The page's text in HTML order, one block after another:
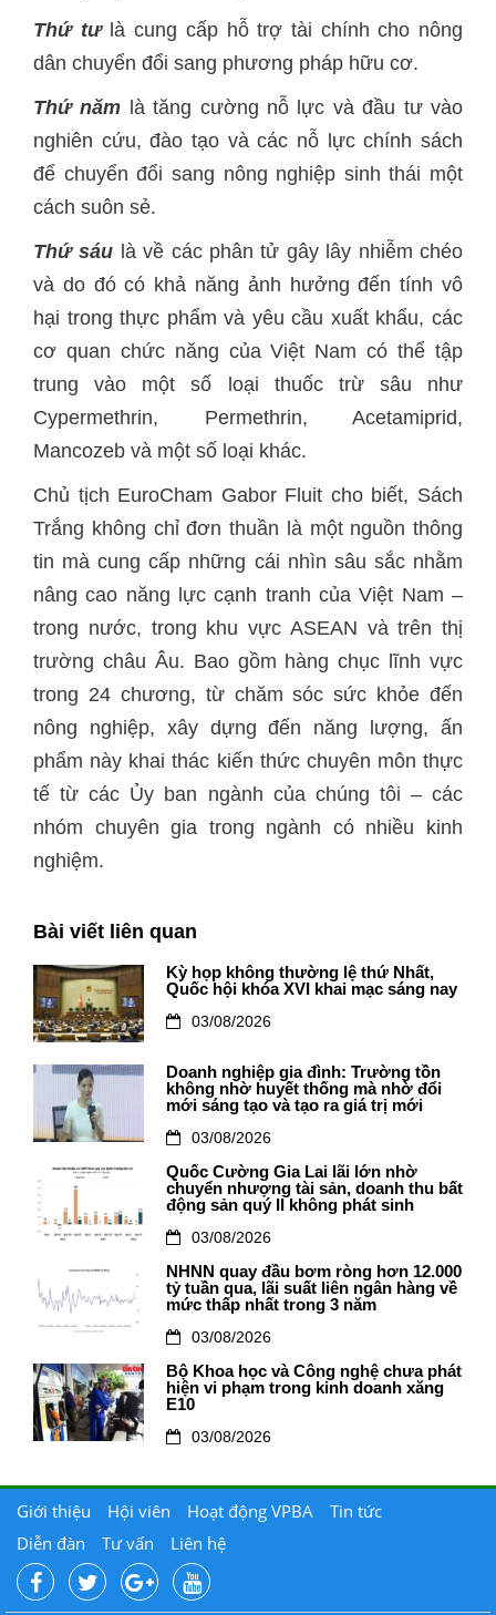
Thứ tưlà cung cấp hỗ trợ tài chính cho nông
dân chuyển đổi sang phương pháp hữu cơ.
Thứ năm là tăng cường nỗ lực và đầu tư vào
nghiên cứu, đào tạo và các nỗ lực chính sách
để chuyển đổi sang nông nghiệp sinh thái một
cách suôn sẻ.
Thứ sáu là về các phân tử gây lây nhiễm chéo
và do đó có khả năng ảnh hưởng đến tính vô
hại trong thực phẩm và yêu cầu xuất khẩu, các
cơ quan chức năng của Việt Nam có thể tập
trung vào một số loại thuốc trừ sâu như
Cypermethrin, Permethrin, Acetamiprid,
Mancozeb và một số loại khác.
Chủ tịch EuroCham Gabor Fluit cho biết, Sách
Trắng không chỉ đơn thuần là một nguồn thông
tin mà cung cấp những cái nhìn sâu sắc nhằm
nâng cao năng lực cạnh tranh của Việt Nam –
trong nước, trong khu vực ASEAN và trên thị
trường châu Âu. Bao gồm hàng chục lĩnh vực
trong 24 chương, từ chăm sóc sức khỏe đến
nông nghiệp, xây dựng đến năng lượng, ấn
phẩm này khai thác kiến thức chuyên môn thực
tế từ các Ủy ban ngành của chúng tôi – các
nhóm chuyên gia trong ngành có nhiều kinh
nghiệm.
Bài viết liên quan
Kỳ họp không thường lệ thứ Nhất,
Quốc hội khóa XVI khai mạc sáng nay
03/08/2026
Doanh nghiệp gia đình: Trường tồn
không nhờ huyết thống mà nhờ đổi
mới sáng tạo và tạo ra giá trị mới
03/08/2026
Quốc Cường Gia Lai lãi lớn nhờ
chuyển nhượng tài sản, doanh thu bất
động sản quý II không phát sinh
03/08/2026
NHNN quay đầu bơm ròng hơn 12.000
tỷ tuần qua, lãi suất liên ngân hàng về
mức thấp nhất trong 3 năm
03/08/2026
Bộ Khoa học và Công nghệ chưa phát
hiện vi phạm trong kinh doanh xăng
E10
03/08/2026
Giới thiệu Hội viên Hoạt động VPBA
Tin tức
Diễn đàn
Tư vấn Liên hệ